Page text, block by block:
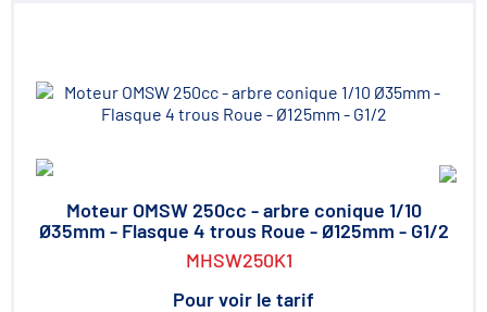
Moteur OMSW 250cc - arbre conique 1/10
Ø35mm - Flasque 4 trous Roue - Ø125mm - G1/2
MHSW250K1
Pour voir le tarif